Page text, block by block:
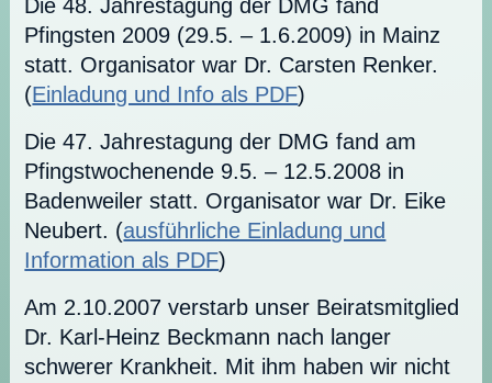
Die 48. Jahrestagung der DMG fand
Pfingsten 2009 (29.5. – 1.6.2009) in Mainz
statt. Organisator war Dr. Carsten Renker.
(Einladung und Info als PDF)
Die 47. Jahrestagung der DMG fand am
Pfingstwochenende 9.5. – 12.5.2008 in
Badenweiler statt. Organisator war Dr. Eike
Neubert. (ausführliche Einladung und
Information als PDF)
Am 2.10.2007 verstarb unser Beiratsmitglied
Dr. Karl-Heinz Beckmann nach langer
schwerer Krankheit. Mit ihm haben wir nicht